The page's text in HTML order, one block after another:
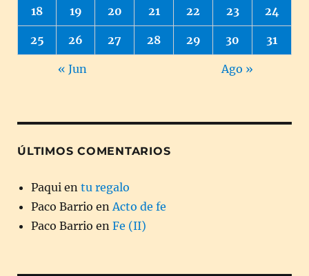
18 19 20 21 22 23 24
25 26 27 28 29 30 31
« Jun Ago »
ÚLTIMOS COMENTARIOS
Paqui en tu regalo
Paco Barrio enActo de fe
Paco Barrio en Fe (II)